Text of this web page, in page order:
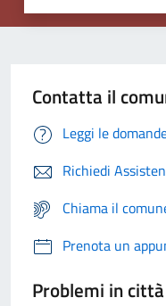
Contatta il
Leggi le
Richiedi
Chiama il
Prenota un
Problemi in città